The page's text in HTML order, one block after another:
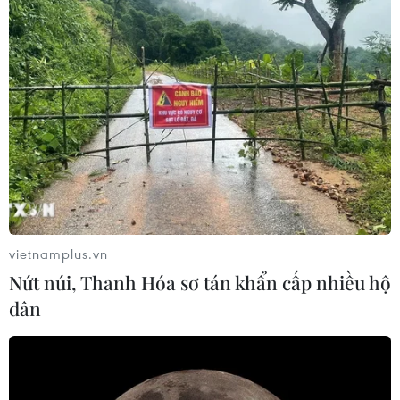
3.731 trường hợp nhiễm biến thể Delta tại 24/25 tỉnh
thành phố trên cả nước
vietnamplus.vn
Nứt núi, Thanh Hóa sơ tán khẩn cấp nhiều hộ
dân